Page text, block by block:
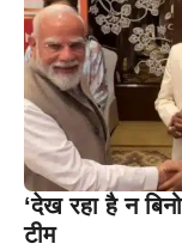
‘देख रहा है न
टीम